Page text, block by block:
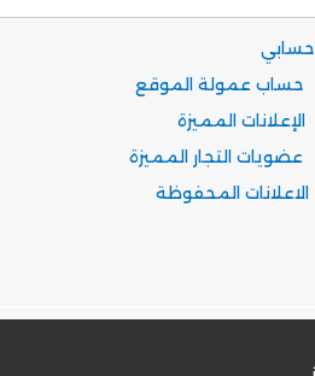
حسابي
حساب عمولة الموقع
الإعلانات المميزة
عضويات التجار المميزة
الاعلانات المحفوظة